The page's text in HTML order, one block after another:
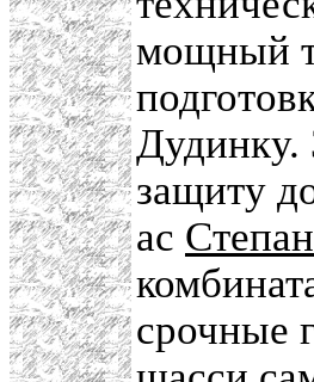
мощный
защиту
ас
срочные